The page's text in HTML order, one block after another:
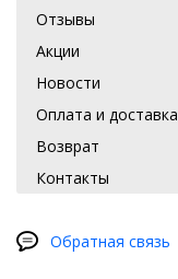
Отзывы
Акции
Новости
Оплата и доставка
Возврат
Контакты
Обратная связь